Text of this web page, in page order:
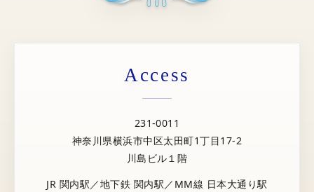
Access
231-0011
神奈川県横浜市中区太田町1丁目17-2
川島ビル１階
JR 関内駅／地下鉄 関内駅／MM線 日本大通り駅